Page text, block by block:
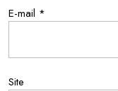
E-mail *
Site